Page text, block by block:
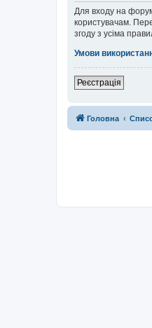
Для входу на
користувачам.
згоду з усіма
Умови
Реєстрація
Головна